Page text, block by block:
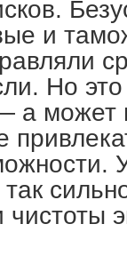
и
Но
а может